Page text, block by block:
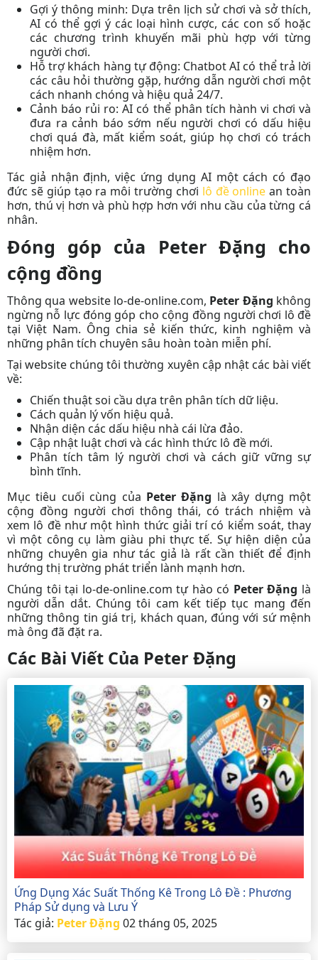
Gợi ý thông minh: Dựa trên lịch sử chơi và sở thích,
AI có thể gợi ý các loại hình cược, các con số hoặc
các chương trình khuyến mãi phù hợp với từng
người chơi.
Hỗ trợ khách hàng tự động: Chatbot AI có thể trả lời
các câu hỏi thường gặp, hướng dẫn người chơi một
cách nhanh chóng và hiệu quả 24/7.
Cảnh báo rủi ro: AI có thể phân tích hành vi chơi và
đưa ra cảnh báo sớm nếu người chơi có dấu hiệu
chơi quá đà, mất kiểm soát, giúp họ chơi có trách
nhiệm hơn.
Tác giả nhận định, việc ứng dụng AI một cách có đạo
đức sẽ giúp tạo ra môi trường chơi lô đề online an toàn
hơn, thú vị hơn và phù hợp hơn với nhu cầu của từng cá
nhân.
Đóng góp của Peter Đặng cho
cộng đồng
Thông qua website lo-de-online.com, Peter Đặng không
ngừng nỗ lực đóng góp cho cộng đồng người chơi lô đề
tại Việt Nam. Ông chia sẻ kiến thức, kinh nghiệm và
những phân tích chuyên sâu hoàn toàn miễn phí.
Tại website chúng tôi thường xuyên cập nhật các bài viết
về:
Chiến thuật soi cầu dựa trên phân tích dữ liệu.
Cách quản lý vốn hiệu quả.
Nhận diện các dấu hiệu nhà cái lừa đảo.
Cập nhật luật chơi và các hình thức lô đề mới.
Phân tích tâm lý người chơi và cách giữ vững sự
bình tĩnh.
Mục tiêu cuối cùng của Peter Đặng là xây dựng một
cộng đồng người chơi thông thái, có trách nhiệm và
xem lô đề như một hình thức giải trí có kiểm soát, thay
vì một công cụ làm giàu phi thực tế. Sự hiện diện của
những chuyên gia nhưtác giả là rất cần thiết để định
hướng thị trường phát triển lành mạnh hơn.
Chúng tôi tại lo-de-online.com tự hào có Peter Đặng là
người dẫn dắt. Chúng tôi cam kết tiếp tục mang đến
những thông tin giá trị, khách quan, đúng với sứ mệnh
mà ông đã đặt ra.
Các Bài Viết Của Peter Đặng
Ứng Dụng Xác Suất Thống Kê Trong Lô Đề : Phương
Pháp Sử dụng và Lưu Ý
Tác giả: Peter Đặng 02 tháng 05, 2025